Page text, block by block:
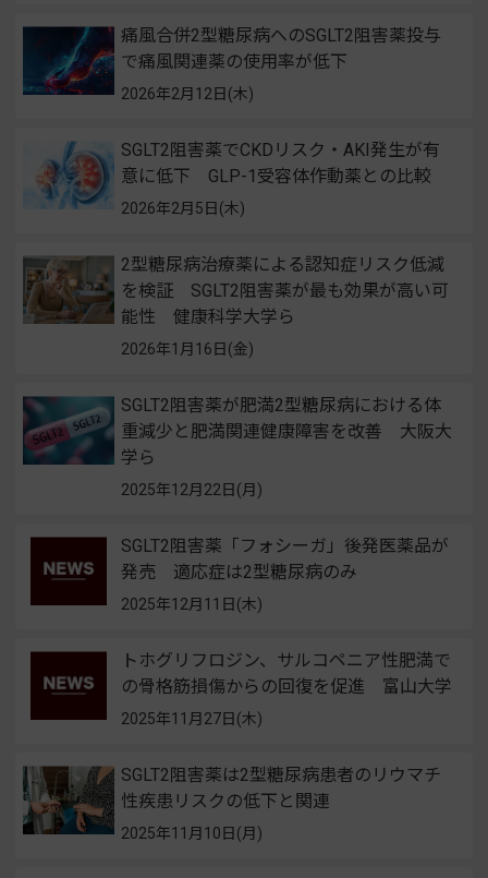
痛風合併2型糖尿病へのSGLT2阻害薬投与
で痛風関連薬の使用率が低下
2026年2月12日(木)
SGLT2阻害薬でCKDリスク・AKI発生が有
意に低下 GLP-1受容体作動薬との比較
2026年2月5日(木)
2型糖尿病治療薬による認知症リスク低減
を検証 SGLT2阻害薬が最も効果が高い可
能性 健康科学大学ら
2026年1月16日(金)
SGLT2阻害薬が肥満2型糖尿病における体
重減少と肥満関連健康障害を改善 大阪大
学ら
2025年12月22日(月)
SGLT2阻害薬「フォシーガ」後発医薬品が
発売 適応症は2型糖尿病のみ
2025年12月11日(木)
トホグリフロジン、サルコペニア性肥満で
の骨格筋損傷からの回復を促進 富山大学
2025年11月27日(木)
SGLT2阻害薬は2型糖尿病患者のリウマチ
性疾患リスクの低下と関連
2025年11月10日(月)